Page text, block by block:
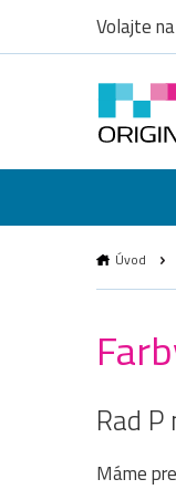
Volajte na
Úvod
Rad P
Máme